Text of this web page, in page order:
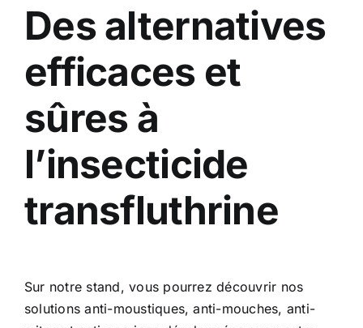
Des alternatives
efficaces et
sûres à
l’insecticide
transfluthrine
Sur notre stand, vous pourrez découvrir nos
solutions anti-moustiques, anti-mouches, anti-